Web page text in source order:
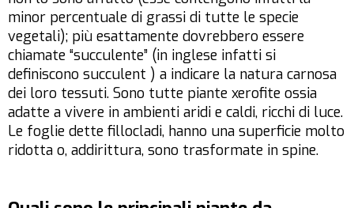
minor percentuale di grassi di tutte le specie
vegetali); più esattamente dovrebbero essere
chiamate “succulente” (in inglese infatti si
definiscono succulent ) a indicare la natura carnosa
dei loro tessuti. Sono tutte piante xerofite ossia
adatte a vivere in ambienti aridi e caldi, ricchi di luce.
Le foglie dette fillocladi, hanno una superficie molto
ridotta o, addirittura, sono trasformate in spine.